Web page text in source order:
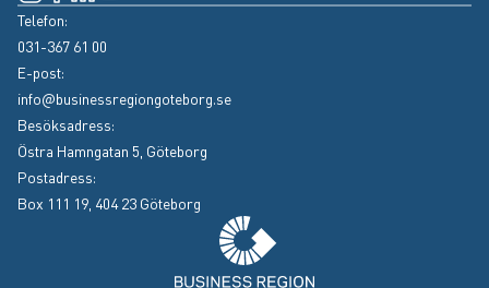
Instagram
(Extern länk, öppnas i nytt fönster)
Facebook
(Extern länk, öppnas i nytt fönster)
Telefon:
031-367 61 00
E-post:
info@businessregiongoteborg.se
Besöksadress:
Östra Hamngatan 5, Göteborg
Postadress:
Box 111 19, 404 23 Göteborg